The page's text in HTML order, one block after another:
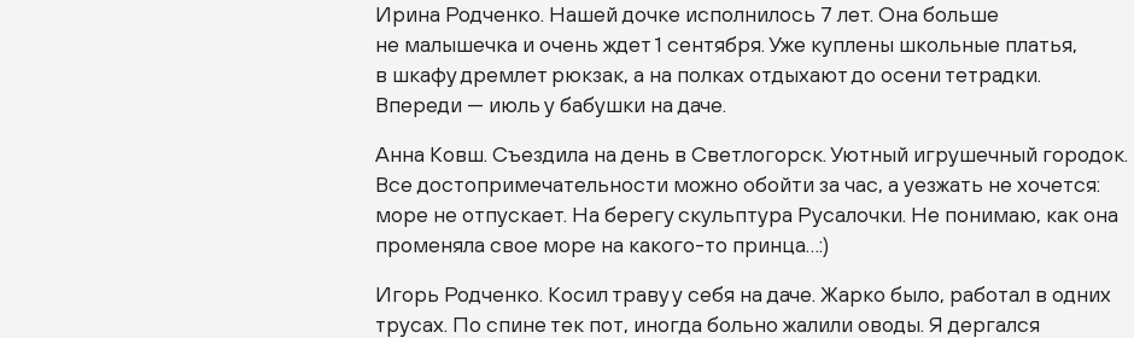
Ирина Родченко. Нашей дочке исполнилось 7 лет. Она больше
не малышечка и очень ждет 1 сентября. Уже куплены школьные платья,
в шкафу дремлет рюкзак, а на полках отдыхают до осени тетрадки.
Впереди — июль у бабушки на даче.
Анна Ковш. Съездила на день в Светлогорск. Уютный игрушечный городок.
Все достопримечательности можно обойти за час, а уезжать не хочется:
море не отпускает. На берегу скульптура Русалочки. Не понимаю, как она
променяла свое море на какого-то принца…:)
Игорь Родченко. Косил траву у себя на даче. Жарко было, работал в одних
трусах. По спине тек пот, иногда больно жалили оводы. Я дергался